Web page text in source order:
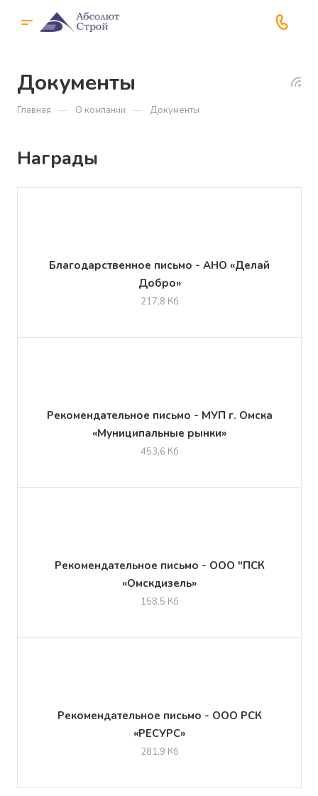
Документы
Главная — О компании — Документы
Награды
Благодарственное письмо - АНО «Делай
Добро»
217,8 Кб
Рекомендательное письмо - МУП г. Омска
«Муниципальные рынки»
453,6 Кб
Рекомендательное письмо - ООО "ПСК
«Омскдизель»
158,5 Кб
Рекомендательное письмо - ООО РСК
«РЕСУРС»
281,9 Кб